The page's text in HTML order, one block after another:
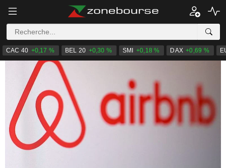
CAC 40 +0,17 % BEL 20 +0,30 % SMI +0,18 % DAX +0,69 %